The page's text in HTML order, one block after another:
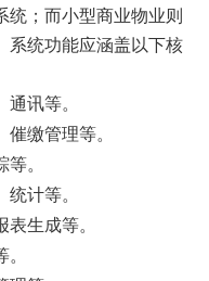
统；而小型商业物业则
系统功能应涵盖以下核
讯等。
缴管理等。
。
计等。
生成等。